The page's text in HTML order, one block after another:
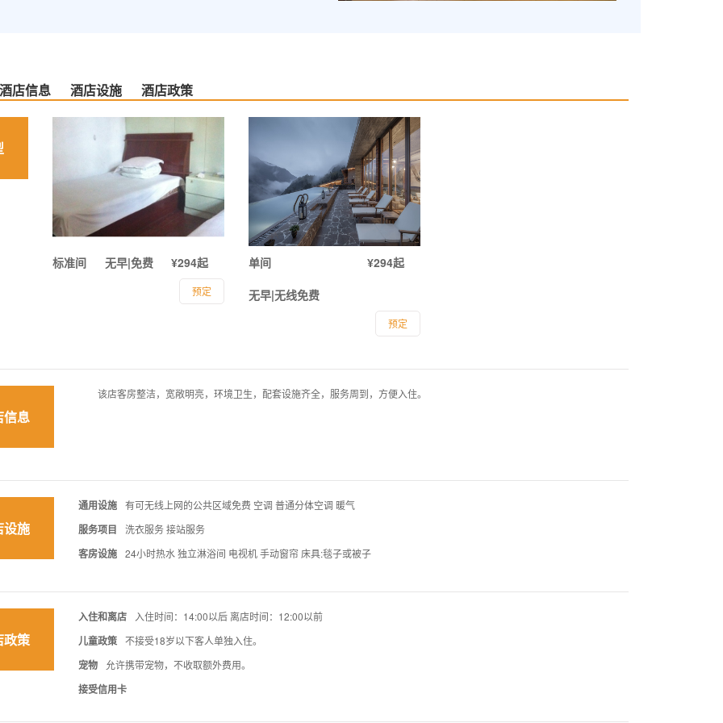
酒店信息 酒店设施 酒店政策
标准间 ¥294起
无早|免费
预定
单间
¥294起
无早|无线免费
预定
信息
该店客房整洁，宽敞明亮，环境卫生，配套设施齐全，服务周到，方便入住。
设施
通用设施 有可无线上网的公共区域免费 空调 普通分体空调 暖气
服务项目 洗衣服务 接站服务
客房设施 24小时热水 独立淋浴间 电视机 手动窗帘 床具:毯子或被子
政策
入住和离店 入住时间：14:00以后 离店时间：12:00以前
儿童政策 不接受18岁以下客人单独入住。
宠物 允许携带宠物，不收取额外费用。
接受信用卡